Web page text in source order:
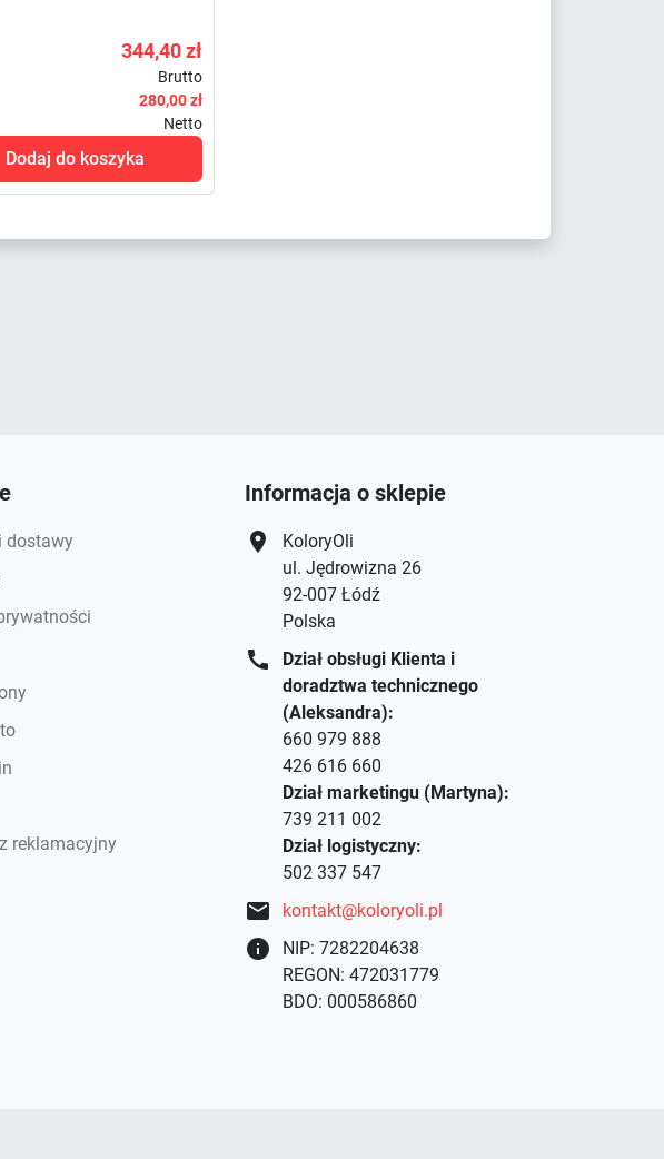
344,40 zł
Brutto
280,00 zł
Netto
Dodaj do koszyka
dostawy
reklamacyjny
Informacja o sklepie
location_on
KoloryOli
ul. Jędrowizna 26
92-007 Łódź
Polska
call
Dział obsługi Klienta i
doradztwa technicznego
(Aleksandra):
660 979 888
426 616 660
Dział marketingu (Martyna):
739 211 002
Dział logistyczny:
502 337 547
mail kontakt@koloryoli.pl
info
NIP: 7282204638
REGON: 472031779
BDO: 000586860